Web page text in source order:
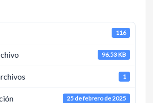
116
96.53 KB
1
25 de febrero de 2025